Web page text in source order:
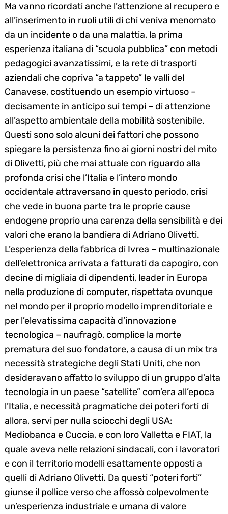
Ma vanno ricordati anche l’attenzione al recupero e
all’inserimento in ruoli utili di chi veniva menomato
da un incidente o da una malattia, la prima
esperienza italiana di “scuola pubblica” con metodi
pedagogici avanzatissimi, e la rete di trasporti
aziendali che copriva “a tappeto” le valli del
Canavese, costituendo un esempio virtuoso –
decisamente in anticipo sui tempi – di attenzione
all’aspetto ambientale della mobilità sostenibile.
Questi sono solo alcuni dei fattori che possono
spiegare la persistenza fino ai giorni nostri del mito
di Olivetti, più che mai attuale con riguardo alla
profonda crisi che l’Italia e l’intero mondo
occidentale attraversano in questo periodo, crisi
che vede in buona parte tra le proprie cause
endogene proprio una carenza della sensibilità e dei
valori che erano la bandiera di Adriano Olivetti.
L’esperienza della fabbrica di Ivrea – multinazionale
dell’elettronica arrivata a fatturati da capogiro, con
decine di migliaia di dipendenti, leader in Europa
nella produzione di computer, rispettata ovunque
nel mondo per il proprio modello imprenditoriale e
per l’elevatissima capacità d’innovazione
tecnologica – naufragò, complice la morte
prematura del suo fondatore, a causa di un mix tra
necessità strategiche degli Stati Uniti, che non
desideravano affatto lo sviluppo di un gruppo d’alta
tecnologia in un paese “satellite” com’era all’epoca
l’Italia, e necessità pragmatiche dei poteri forti di
allora, servi per nulla sciocchi degli USA:
Mediobanca e Cuccia, e con loro Valletta e FIAT, la
quale aveva nelle relazioni sindacali, con i lavoratori
e con il territorio modelli esattamente opposti a
quelli di Adriano Olivetti. Da questi “poteri forti”
giunse il pollice verso che affossò colpevolmente
un’esperienza industriale e umana di valore
Search
for: